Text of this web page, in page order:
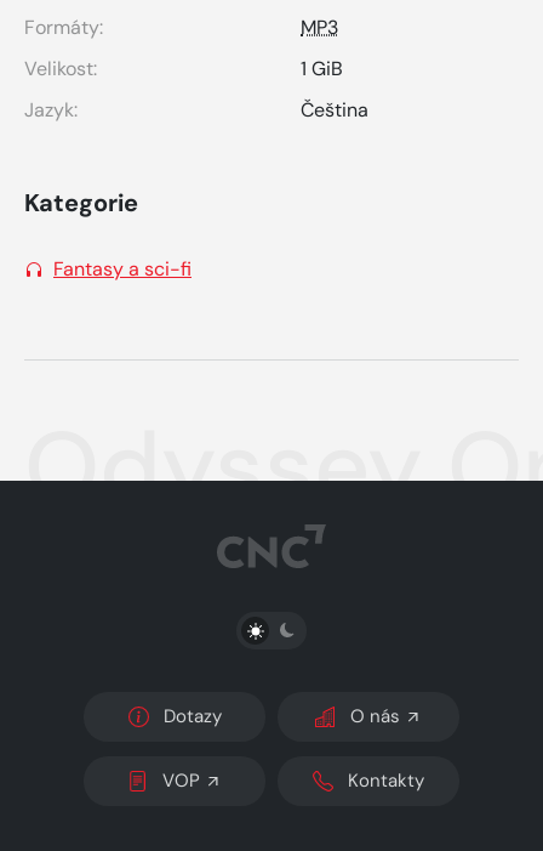
Formáty:
MP3
Velikost:
1 GiB
Jazyk:
Čeština
Kategorie
Fantasy a sci-fi
Odyssey
PŘEPNOUT SVĚTLÝ/TMAVÝ REŽIM
Dotazy O nás
VOP Kontakty